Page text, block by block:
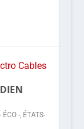
- ÉCO -, ÉTATS-